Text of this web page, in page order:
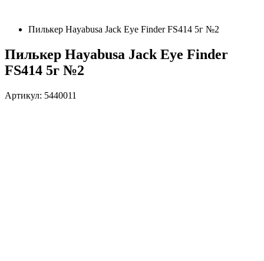
Пилькер Hayabusa Jack Eye Finder FS414 5г №2
Пилькер Hayabusa Jack Eye Finder
FS414 5г №2
Артикул: 5440011